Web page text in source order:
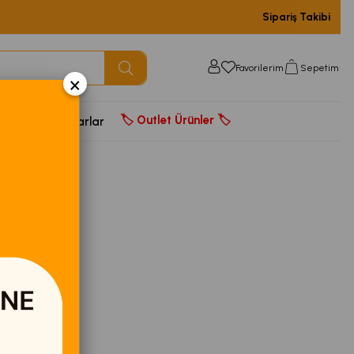
Sipariş Takibi
Favorilerim Sepetim
Aksesuarlar 🏷️ Outlet Ürünler 🏷️
×